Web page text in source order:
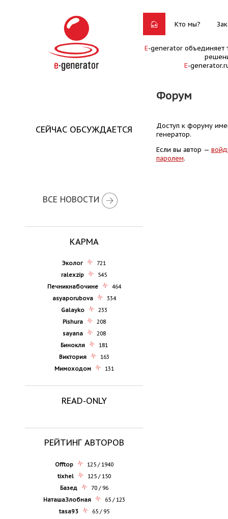
Кто мы?
E-generator объединяет
E-
Форум
СЕЙЧАС ОБСУЖДАЕТСЯ
ВСЕ НОВОСТИ
КАРМА
Эколог
721
ralexzip
545
Печникнабочине
464
asyaporubova
334
Galayko
233
Pishura
208
sayana
208
Бинокля
181
Виктория
163
Мимоходом
131
READ-ONLY
РЕЙТИНГ АВТОРОВ
Offtop
125 / 1940
tixhel
125 / 150
Базед
70 / 96
НаташаЗлобная
65 / 123
tasa93
65 / 95
Доступ к форуму
генератор.
Если вы автор —
паролем.